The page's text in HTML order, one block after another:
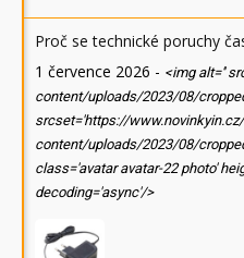
Proč se technické poruchy
1 července 2026 - <img alt=''
content/uploads/2023/08/
srcset='https://
content/uploads/2023/08/
class='avatar avatar-22 photo'
decoding='async'/>